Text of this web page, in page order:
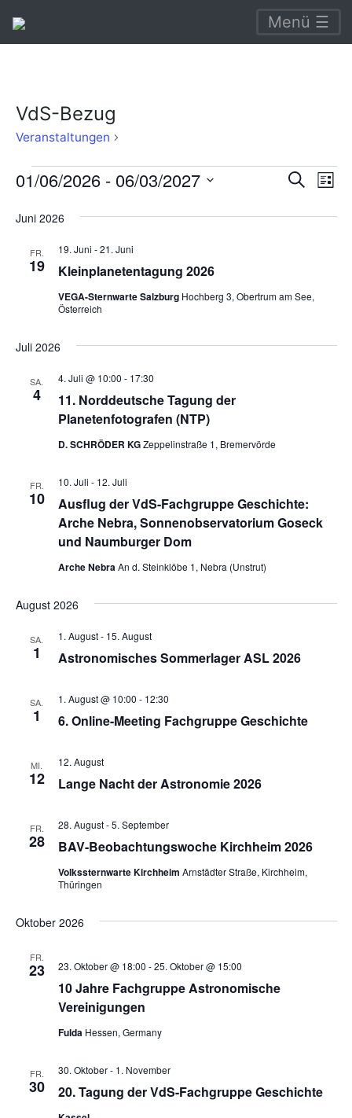
Menü ☰
VdS-Bezug
Veranstaltungen
Veranstaltungen SucheListe
01/06/2026 - 06/03/2027
wählen.
Juni 2026
FR.
19 Kleinplanetentagung 2026
19. Juni -21. Juni
VEGA-Sternwarte Salzburg Hochberg 3, Obertrum am See,
Österreich
Juli 2026
SA.
4
11. Norddeutsche Tagung der
Planetenfotografen (NTP)
4. Juli @ 10:00 - 17:30
D. SCHRÖDER KGZeppelinstraße 1, Bremervörde
FR.
10
Ausflug der VdS-Fachgruppe Geschichte:
Arche Nebra, Sonnenobservatorium Goseck
und Naumburger Dom
10. Juli - 12. Juli
Arche NebraAn d. Steinklöbe 1, Nebra (Unstrut)
August 2026
SA.
1 Astronomisches Sommerlager ASL 2026
1. August- 15. August
SA.
1 6. Online-Meeting Fachgruppe Geschichte
1. August @ 10:00 - 12:30
MI.
12 Lange Nacht der Astronomie 2026
12. August
FR.
28 BAV-Beobachtungswoche Kirchheim 2026
28. August-5. September
Volkssternwarte Kirchheim Arnstädter Straße, Kirchheim,
Thüringen
Oktober 2026
FR.
23
10 Jahre Fachgruppe Astronomische
Vereinigungen
23. Oktober @ 18:00 -25. Oktober @ 15:00
Fulda Hessen, Germany
FR.
30 20. Tagung der VdS-Fachgruppe Geschichte
30. Oktober- 1. November